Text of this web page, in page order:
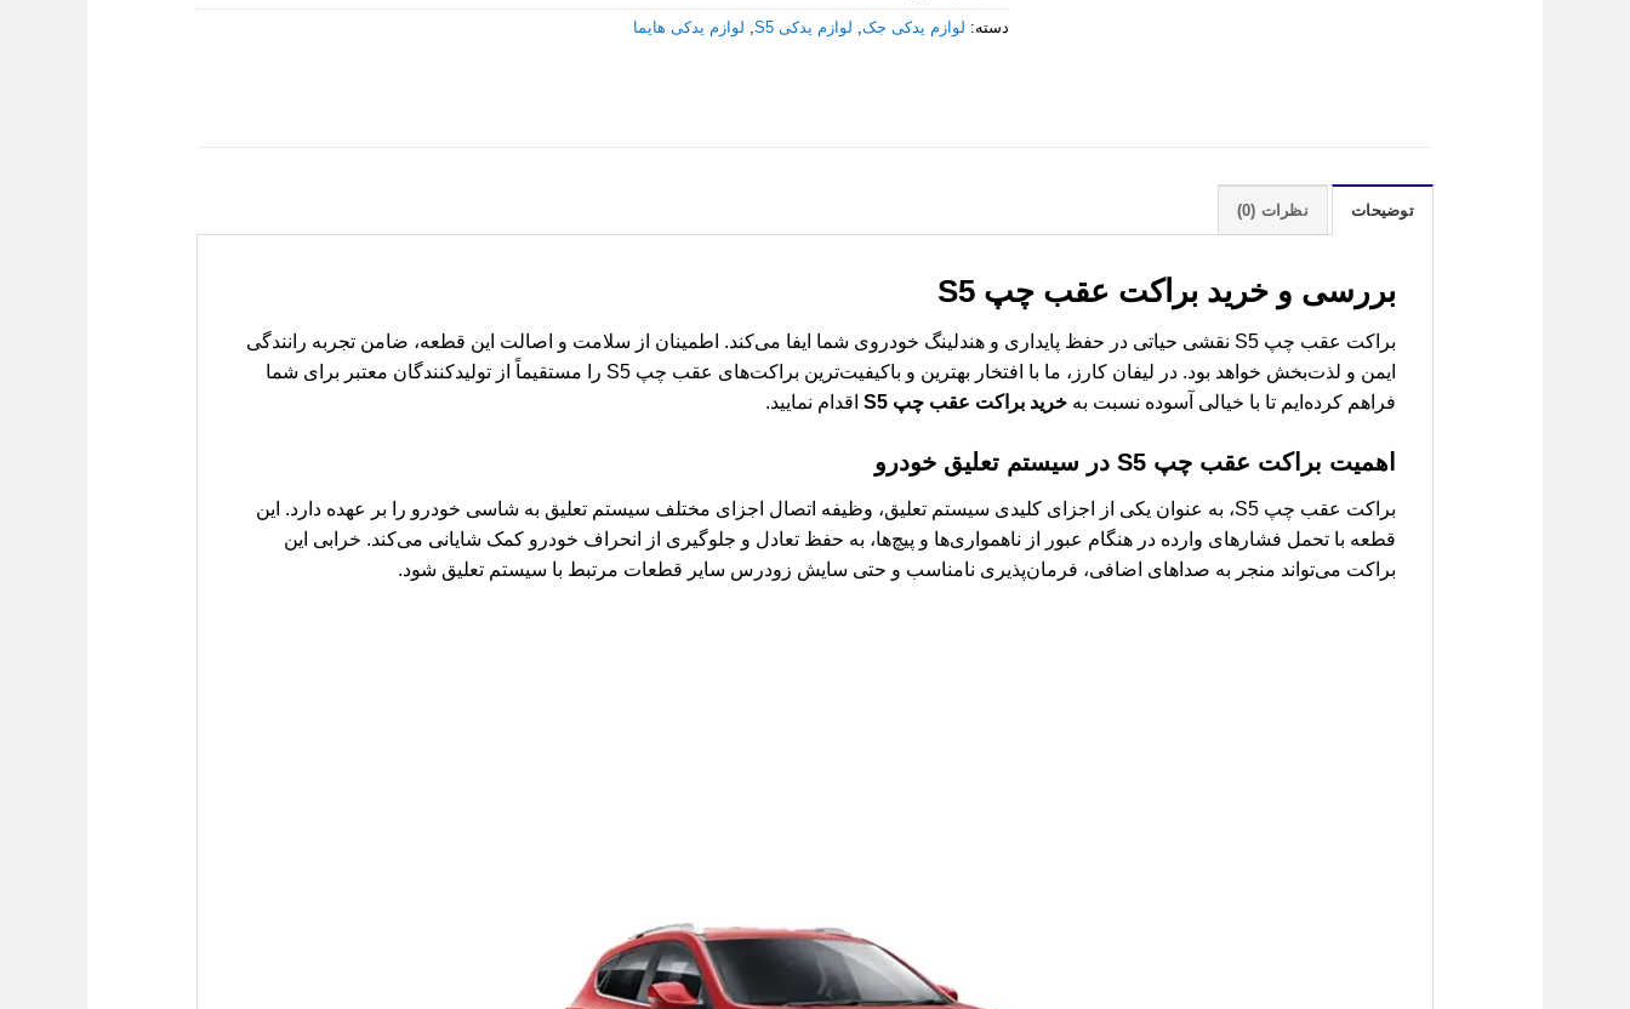
دسته: لوازم یدکی جک لوازم یدکی S5 لوازم یدکی هایما
توضیحات نظرات (0)
بررسی و خرید براکت عقب چپ S5
براکت عقب چپ S5 نقشی حیاتی در حفظ پایداری و هندلینگ خودروی شما ایفا می‌کند. اطمینان از سلامت و اصالت این قطعه، ضامن تجربه رانندگی
ایمن و لذت‌بخش خواهد بود. در لیفان کارز، ما با افتخار بهترین و باکیفیت‌ترین براکت‌های عقب چپ S5 را مستقیماً از تولیدکنندگان معتبر برای شما
فراهم کرده‌ایم تا با خیالی آسوده نسبت به خرید براکت عقب چپ S5 اقدام نمایید.
اهمیت براکت عقب چپ S5 در سیستم تعلیق خودرو
براکت عقب چپ S5، به عنوان یکی از اجزای کلیدی سیستم تعلیق، وظیفه اتصال اجزای مختلف سیستم تعلیق به شاسی خودرو را بر عهده دارد. این
قطعه با تحمل فشارهای وارده در هنگام عبور از ناهمواری‌ها و پیچ‌ها، به حفظ تعادل و جلوگیری از انحراف خودرو کمک شایانی می‌کند. خرابی این
براکت می‌تواند منجر به صداهای اضافی، فرمان‌پذیری نامناسب و حتی سایش زودرس سایر قطعات مرتبط با سیستم تعلیق شود.